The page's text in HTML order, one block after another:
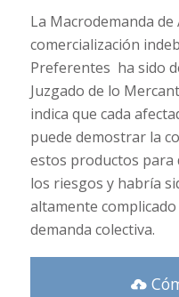
La Macrodemanda
comercialización
Preferentes ha sido
Juzgado de lo
indica que cada
puede demostrar la
estos productos para
los riesgos y habría
altamente
demanda colectiva.